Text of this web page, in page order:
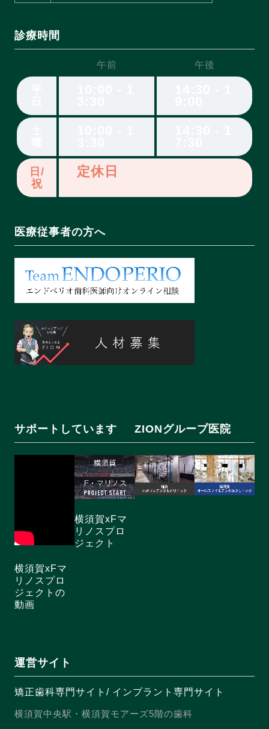
診療時間
午前 午後
日/
祝
定休日
医療従事者の方へ
サポートしています
横須賀xFマ
リノスプロ
ジェクトの
動画
横須賀xFマ
リノスプロ
ジェクト
ZIONグループ医院
運営サイト
矯正歯科専門サイト / インプラント専門サイト
横須賀中央駅・横須賀モアーズ5階の歯科